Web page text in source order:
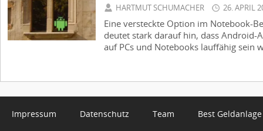
HARTMUT SCHUMACHER 26. APRIL
Eine versteckte Option im Notebook-
deutet stark darauf hin, dass Android-
auf PCs und Notebooks lauffähig sein
Impressum Datenschutz Team Best Geldanlage